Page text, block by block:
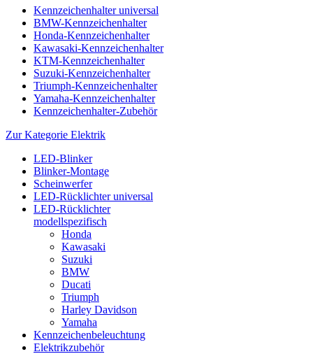
Kennzeichenhalter universal
BMW-Kennzeichenhalter
Honda-Kennzeichenhalter
Kawasaki-Kennzeichenhalter
KTM-Kennzeichenhalter
Suzuki-Kennzeichenhalter
Triumph-Kennzeichenhalter
Yamaha-Kennzeichenhalter
Kennzeichenhalter-Zubehör
Zur Kategorie Elektrik
LED-Blinker
Blinker-Montage
Scheinwerfer
LED-Rücklichter universal
LED-Rücklichter
modellspezifisch
Honda
Kawasaki
Suzuki
BMW
Ducati
Triumph
Harley Davidson
Yamaha
Kennzeichenbeleuchtung
Elektrikzubehör